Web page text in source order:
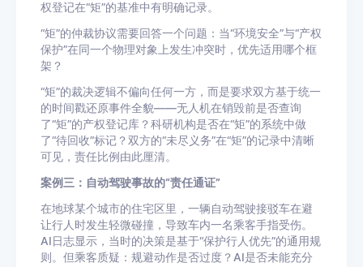
权登记在“矩”的基准中有明确记录。
“矩”的仲裁协议需要回答一个问题：当“环境安全”与“产权
保护”在同一个物理对象上发生冲突时，优先适用哪个框
架？
“矩”的裁决逻辑不偏向任何一方，而是要求双方基于统一
的时间戳还原事件全貌——无人机在销毁前是否查询
了“矩”的产权登记库？科研机构是否在“矩”的系统中做
了“待回收”标记？双方的“未尽义务”在“矩”的记录中清晰
可见，责任比例由此厘清。
案例三：自动驾驶事故的“责任通证”
在地球某个城市的住宅区里，一辆自动驾驶接驳车在避
让行人时发生轻微碰撞，导致车内一名乘客手指受伤。
AI日志显示，当时的决策是基于“保护行人优先”的通用规
则。但乘客质疑：规避动作是否过度？AI是否未能充分